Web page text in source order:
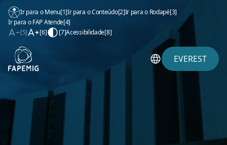
Ir para o Menu[1]Ir para o Conteúdo[2]Ir para o Rodapé[3]
Ir para o FAP Atende[4]
[5]
[6] [7]Acessibilidade[8]
EVEREST